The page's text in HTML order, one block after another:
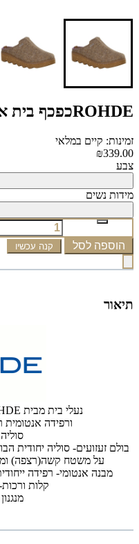
ROHDEכפכף בית אנטומי אופנתי 6120
זמינות: קיים במלאי
₪339.00
צבע
מידות נשים
הוספה לסל קנה עכשיו
תיאור
נעלי בית מבית ROHDE הגרמני, עליון לבד נעים
ורפידה
בולם זעזועים- סוליה יחודית
על משטח קשה(רצפה)
מבנה אנטומי- רפידה
קלות